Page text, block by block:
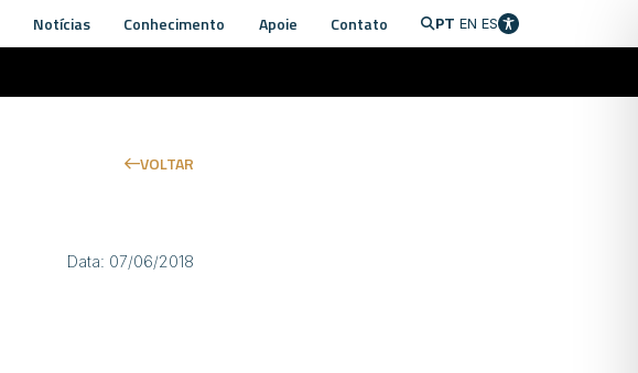
Notícias Conhecimento Apoie Contato PT EN ES
VOLTAR
Data: 07/06/2018